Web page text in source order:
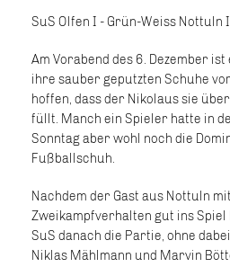
SuS Olfen I - Grün-Weiss Nottuln
Am Vorabend des 6. Dezember
ihre sauber geputzten Schuhe
hoffen, dass der Nikolaus sie
füllt. Manch ein Spieler hatte in
Sonntag aber wohl noch die
Fußballschuh.
Nachdem der Gast aus Nottuln
Zweikampfverhalten gut ins
SuS danach die Partie, ohne
Niklas Mählmann und Marvin